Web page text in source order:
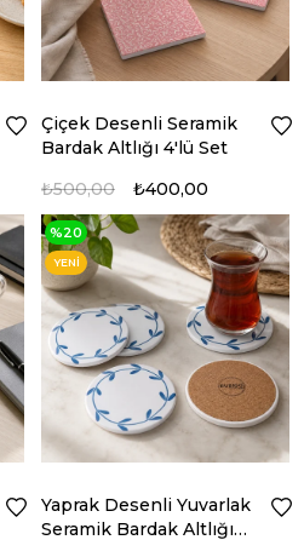
Çiçek Desenli Seramik
Bardak Altlığı 4'lü Set
₺400,00
₺500,00
Yaprak Desenli Yuvarlak
Seramik Bardak Altlığı
%20
YENI
ÜRÜN